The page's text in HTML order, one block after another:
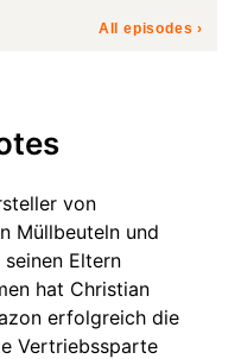
All episodes ›
von
Müllbeuteln und
Eltern
hat Christian
erfolgreich die
Vertriebssparte